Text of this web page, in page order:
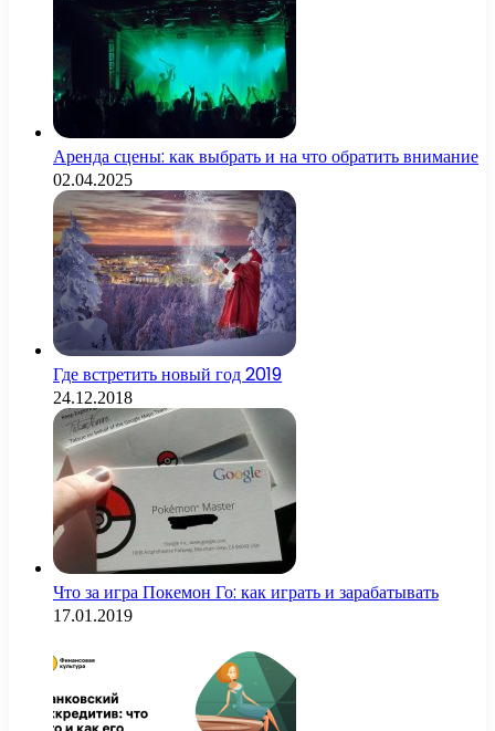
Аренда сцены: как выбрать и на что обратить внимание
02.04.2025
Где встретить новый год 2019
24.12.2018
Что за игра Покемон Го: как играть и зарабатывать
17.01.2019